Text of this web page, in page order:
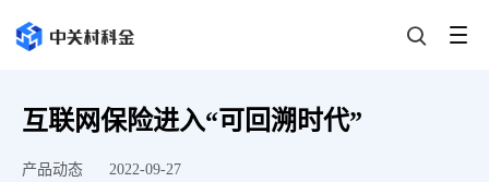
互联网保险进入“可回溯时代”
产品动态 2022-09-27